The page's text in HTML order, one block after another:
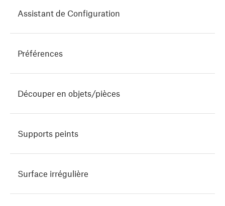
Assistant de Configuration
Préférences
Découper en objets/pièces
Supports peints
Surface irrégulière